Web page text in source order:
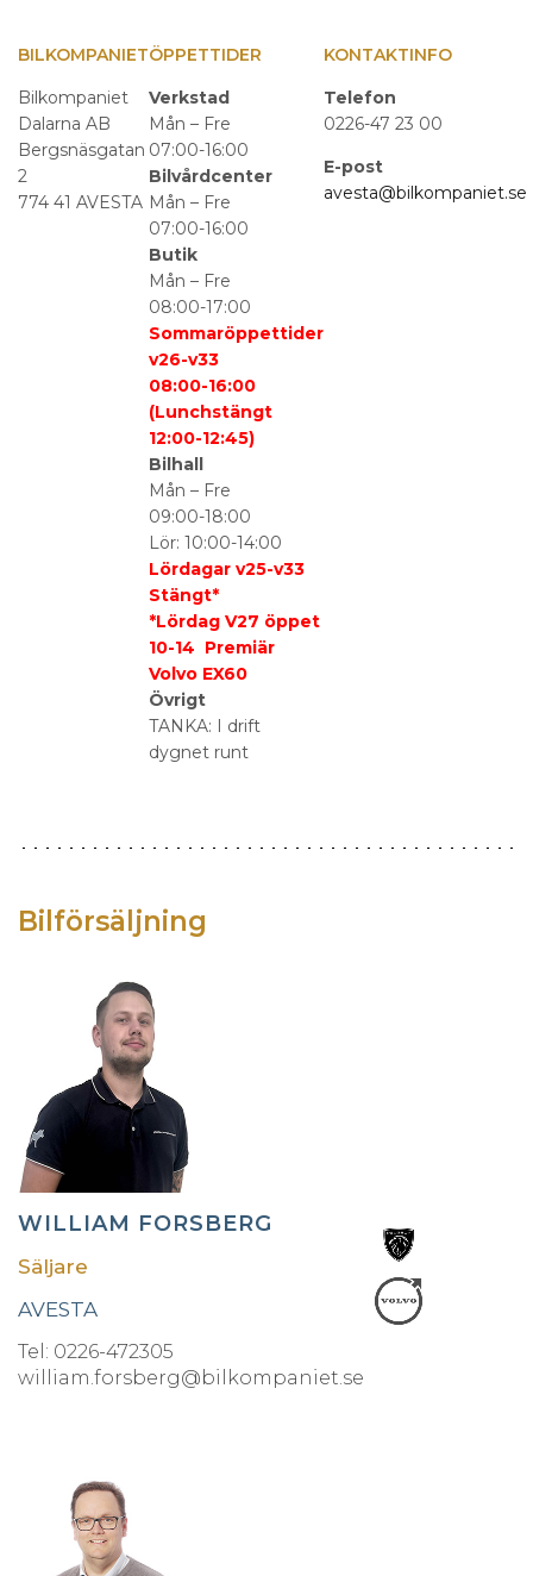
BILKOMPANIET
Bilkompaniet
Dalarna AB
Bergsnäsgatan
2
774 41 AVESTA
ÖPPETTIDER
Verkstad
Mån – Fre
07:00-16:00
Bilvårdcenter
Mån – Fre
07:00-16:00
Butik
Mån – Fre
08:00-17:00
Sommaröppettider
v26-v33
08:00-16:00
(Lunchstängt
12:00-12:45)
Bilhall
Mån – Fre
09:00-18:00
Lör: 10:00-14:00
Lördagar v25-v33
Stängt*
*Lördag V27 öppet
10-14 Premiär
Volvo EX60
Övrigt
TANKA: I drift
dygnet runt
KONTAKTINFO
Telefon
0226-47 23 00
E-post
avesta@bilkompaniet.se
Bilförsäljning
WILLIAM FORSBERG
Säljare
AVESTA
Tel: 0226-472305
william.forsberg@bilkompaniet.se